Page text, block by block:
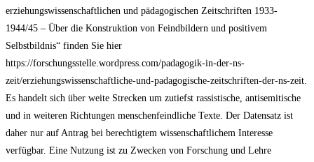
erziehungswissenschaftlichen und pädagogischen Zeitschriften 1933-
1944/45 – Über die Konstruktion von Feindbildern und positivem
Selbstbildnis“ finden Sie hier
https://forschungsstelle.wordpress.com/padagogik-in-der-ns-
zeit/erziehungswissenschaftliche-und-padagogische-zeitschriften-der-ns-zeit.
Es handelt sich über weite Strecken um zutiefst rassistische, antisemitische
und in weiteren Richtungen menschenfeindliche Texte. Der Datensatz ist
daher nur auf Antrag bei berechtigtem wissenschaftlichem Interesse
verfügbar. Eine Nutzung ist zu Zwecken von Forschung und Lehre